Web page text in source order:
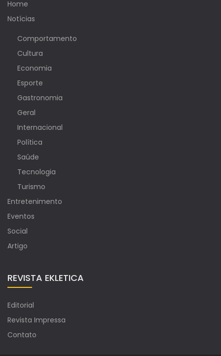
Home
Notícias
Comportamento
Cultura
Economia
Esporte
Gastronomia
Geral
Internacional
Política
Saúde
Tecnologia
Turismo
Entretenimento
Eventos
Social
Artigo
REVISTA EKLETICA
Editorial
Revista Impressa
Contato